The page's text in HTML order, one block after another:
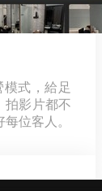
式，給足
拍影片都不
位客人。